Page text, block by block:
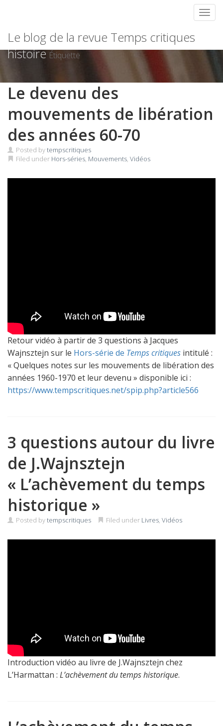
content
Le blog de la revue Temps critiques
histoireÉtiquette
Le devenu des
mouvements de libération
des années 60-70
Posted bytempscritiques
Filed under Hors-séries, Mouvements, Vidéos
Retour vidéo à partir de 3 questions à Jacques
Wajnsztejn sur le Hors-série de Temps critiques intitulé :
« Quelques notes sur les mouvements de libération des
années 1960-1970 et leur devenu » disponible ici :
https://www.tempscritiques.net/spip.php?article566
3 questions autour du livre
de J.Wajnsztejn
« L’achèvement du temps
historique »
Posted bytempscritiques Filed under Livres Vidéos
Introduction vidéo au livre de J.Wajnsztejn chez
L’Harmattan : L’achèvement du temps historique.